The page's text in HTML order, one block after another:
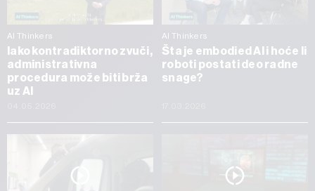
AI Thinkers
Iako kontradiktorno zvuči,
administrativna
procedura može biti brža
uz AI
AI Thinkers
Šta je embodied AI i hoće li
roboti postati deo radne
snage?